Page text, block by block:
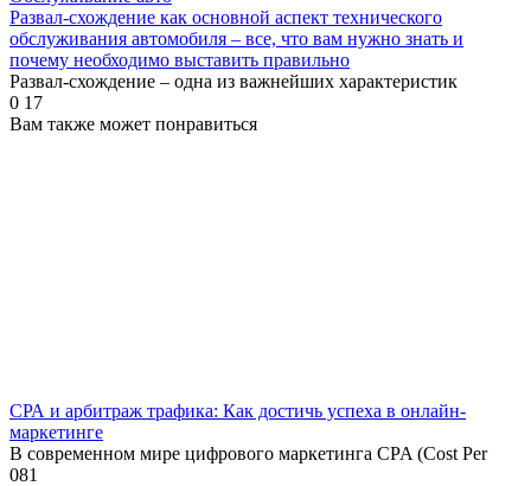
Развал-схождение как основной аспект технического
обслуживания автомобиля – все, что вам нужно знать и
почему необходимо выставить правильно
Развал-схождение – одна из важнейших характеристик
0 17
Вам также может понравиться
СРА и арбитраж трафика: Как достичь успеха в онлайн-
маркетинге
В современном мире цифрового маркетинга CPA (Cost Per
081